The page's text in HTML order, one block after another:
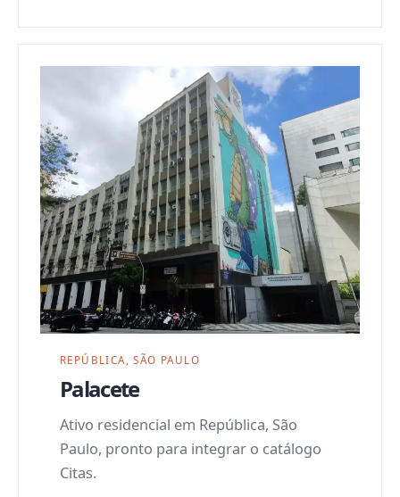
REPÚBLICA, SÃO PAULO
Palacete
Ativo residencial em República, São
Paulo, pronto para integrar o catálogo
Citas.